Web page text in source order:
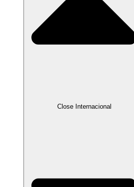
Close Internacional